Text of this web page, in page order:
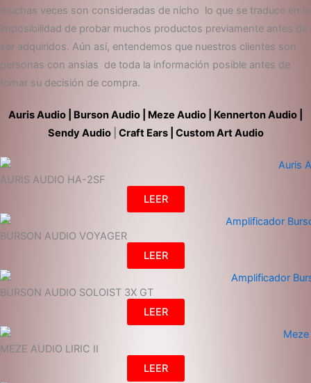
muchas veces son consideradas de nicho lo que se traduce en la
imposibilidad de probar muchos productos previamente antes de
ser adquiridos. Aún así, entendemos que nuestros clientes son
personas con ansias de toda la información posible antes de
tomar su decisión de compra.
Auris Audio Burson Audio Meze Audio | Kennerton Audio
Sendy Audio| Craft Ears| Custom Art Audio
AURIS AUDIO HA-2SF
LEER
BURSON AUDIO VOYAGER
LEER
BURSON AUDIO SOLOIST 3X GT
LEER
MEZE AUDIO LIRIC II
LEER